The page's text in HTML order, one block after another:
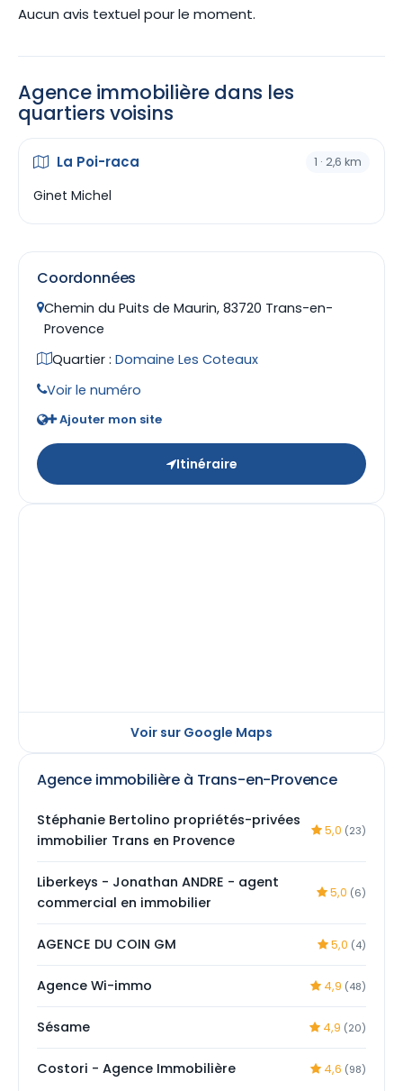
Aucun avis textuel pour le moment.
Agence immobilière dans les
quartiers voisins
La Poi-raca 1 · 2,6 km
Ginet Michel
Coordonnées
Chemin du Puits de Maurin, 83720 Trans-en-
Provence
Quartier : Domaine Les Coteaux
Voir le numéro
Ajouter mon site
Itinéraire
Voir sur Google Maps
Agence immobilière à Trans-en-Provence
Stéphanie Bertolino propriétés-privées
immobilier Trans en Provence
5,0 (23)
Liberkeys - Jonathan ANDRE - agent
commercial en immobilier
5,0 (6)
AGENCE DU COIN GM 5,0 (4)
Agence Wi-immo 4,9 (48)
Sésame 4,9 (20)
Costori - Agence Immobilière 4,6 (98)